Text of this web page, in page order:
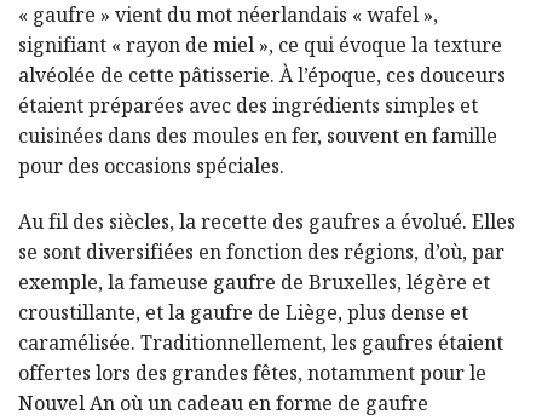
« gaufre » vient du mot néerlandais « wafel »,
signifiant « rayon de miel », ce qui évoque la texture
alvéolée de cette pâtisserie. À l’époque, ces douceurs
étaient préparées avec des ingrédients simples et
cuisinées dans des moules en fer, souvent en famille
pour des occasions spéciales.
Au fil des siècles, la recette des gaufres a évolué. Elles
se sont diversifiées en fonction des régions, d’où, par
exemple, la fameuse gaufre de Bruxelles, légère et
croustillante, et la gaufre de Liège, plus dense et
caramélisée. Traditionnellement, les gaufres étaient
offertes lors des grandes fêtes, notamment pour le
Nouvel An où un cadeau en forme de gaufre